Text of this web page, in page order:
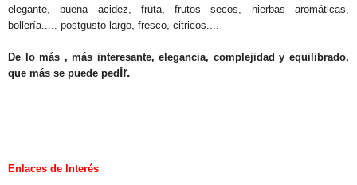
elegante, buena acidez, fruta, frutos secos, hierbas aromáticas,
bollería..... postgusto largo, fresco, citricos....
De lo más , más interesante, elegancia, complejidad y equilibrado,
que más se puede ped ir.
Enlaces de Interés